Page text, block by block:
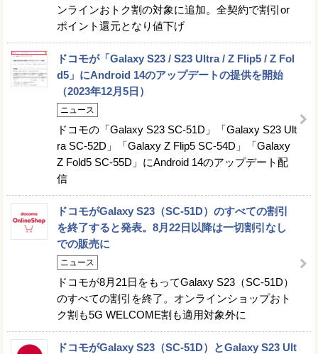
ンラインおトク割の対象に追加。全契約で割引or
ポイント還元となり値下げ
ドコモが「Galaxy S23 / S23 Ultra / Z Flip5 / Z Fol
d5」にAndroid 14のアップデートの提供を開始
（2023年12月5日）
ニュース
ドコモの「Galaxy S23 SC-51D」「Galaxy S23 Ult
ra SC-52D」「Galaxy Z Flip5 SC-54D」「Galaxy
Z Fold5 SC-55D」にAndroid 14のアップデート配
信
ドコモがGalaxy S23（SC-51D）のすべての割引
を終了すると発表。8月22日以降は一切割引なし
での販売に
ニュース
ドコモが8月21日をもってGalaxy S23（SC-51D）
のすべての割引を終了。オンラインショップおト
ク割も5G WELCOME割も適用対象外に
ドコモがGalaxy S23（SC-51D）とGalaxy S23 Ult